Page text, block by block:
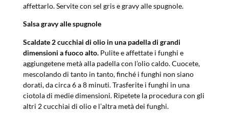
affettarlo. Servite con sel gris e gravy alle spugnole.
Salsa gravy alle spugnole
Scaldate 2 cucchiai di olio in una padella di grandi
dimensioni a fuoco alto. Pulite e affettate i funghi e
aggiungetene metà alla padella con l’olio caldo. Cuocete,
mescolando di tanto in tanto, finché i funghi non siano
dorati, da circa 6 a 8 minuti. Trasferite i funghi in una
ciotola di medie dimensioni. Ripetete la procedura con gli
altri 2 cucchiai di olio e l’altra metà dei funghi.